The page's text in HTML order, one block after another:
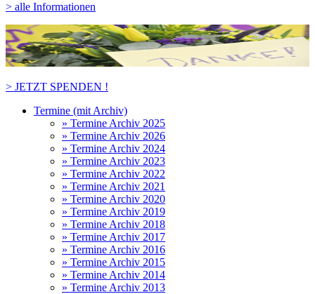
> alle Informationen
> JETZT SPENDEN !
Termine (mit Archiv)
» Termine Archiv 2025
» Termine Archiv 2026
» Termine Archiv 2024
» Termine Archiv 2023
» Termine Archiv 2022
» Termine Archiv 2021
» Termine Archiv 2020
» Termine Archiv 2019
» Termine Archiv 2018
» Termine Archiv 2017
» Termine Archiv 2016
» Termine Archiv 2015
» Termine Archiv 2014
» Termine Archiv 2013